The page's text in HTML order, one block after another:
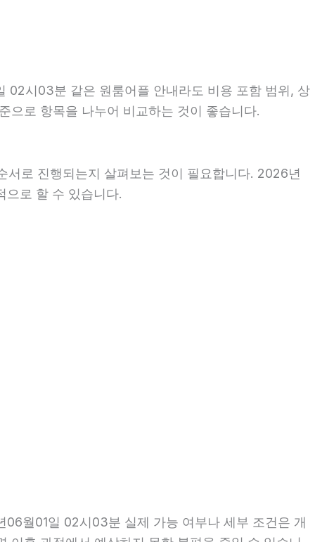
02시03분 같은 원룸어플 안내라도 비용 포함 범위, 상
으로 항목을 나누어 비교하는 것이 좋습니다.
로 진행되는지 살펴보는 것이 필요합니다. 2026년
으로 할 수 있습니다.
월01일 02시03분 실제 가능 여부나 세부 조건은 개